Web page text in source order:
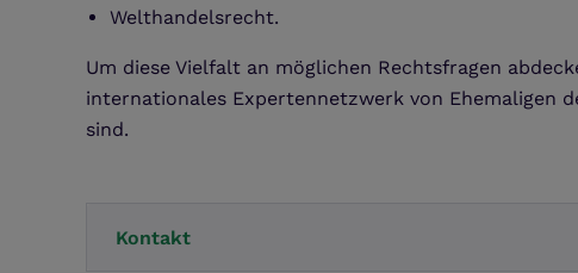
Welthandelsrecht.
Um diese Vielfalt an möglichen Rechtsfragen
internationales Expertennetzwerk von Ehemaligen
sind.
Kontakt